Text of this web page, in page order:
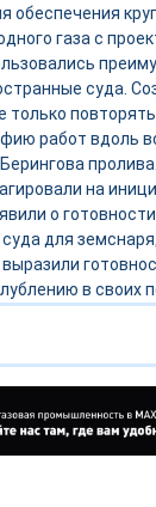
обеспечения
газа с
суда.
только
работ вдоль
пролива.
на
о
для
в своих